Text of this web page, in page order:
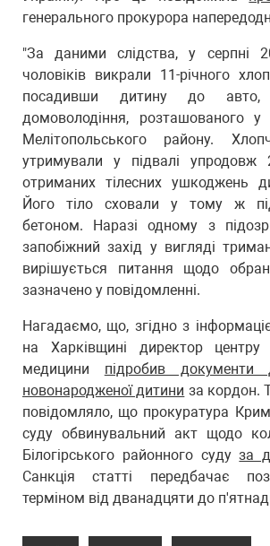
генерального прокурора
"За даними слідства, у серпні
чоловіків викрали 11-річного
посадивши дитину до авто,
домоволодіння, розташованого у
Мелітопольського району.
утримували у підвалі упродовж
отриманих тілесних ушкоджень
Його тіло сховали у тому ж
бетоном. Наразі одному з
запобіжний захід у вигляді
вирішується питання щодо
зазначено у повідомленні.
Нагадаємо, що, згідно з
на Харківщині директор центру
медицини підробив документи
новонародженої дитини за кордон.
повідомляло, що прокуратура
суду обвинувальний акт щодо
Білогірського районного судуза
Санкція статті передбачає
терміном від дванадцяти до